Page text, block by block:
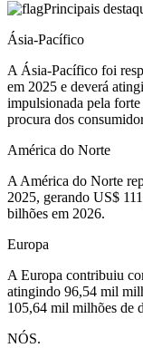
Principais
Ásia-Pacífico
A Ásia-Pacífico foi
em 2025 e deverá
impulsionada pela
procura dos
América do Norte
A América do Norte
2025, gerando US$
bilhões em 2026.
Europa
A Europa contribuiu
atingindo 96,54 mil
105,64 mil milhões de
NÓS.